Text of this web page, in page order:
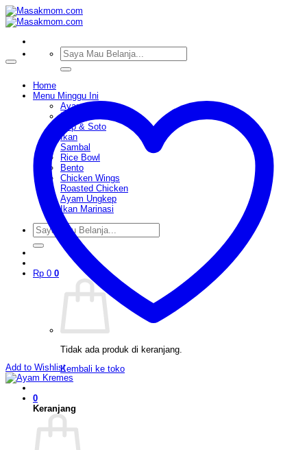
Skip
to
content
Pencarian
untuk:
Home
Menu Minggu Ini
Ayam
Daging
Sop & Soto
Ikan
Sambal
Rice Bowl
Bento
Chicken Wings
Roasted Chicken
Ayam Ungkep
Ikan Marinasi
Pencarian
untuk:
Rp 0 0
Tidak ada produk di keranjang.
Kembali ke toko
0
Keranjang
Add to Wishlist